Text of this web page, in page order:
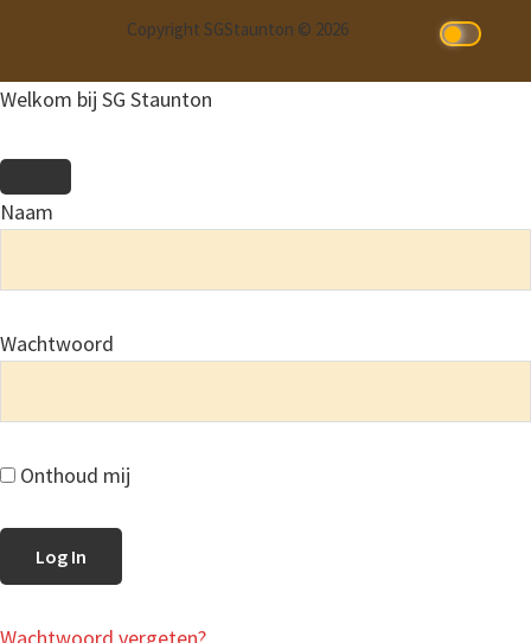
Copyright SGStaunton © 2026
Welkom bij SG Staunton
Naam
Wachtwoord
Onthoud mij